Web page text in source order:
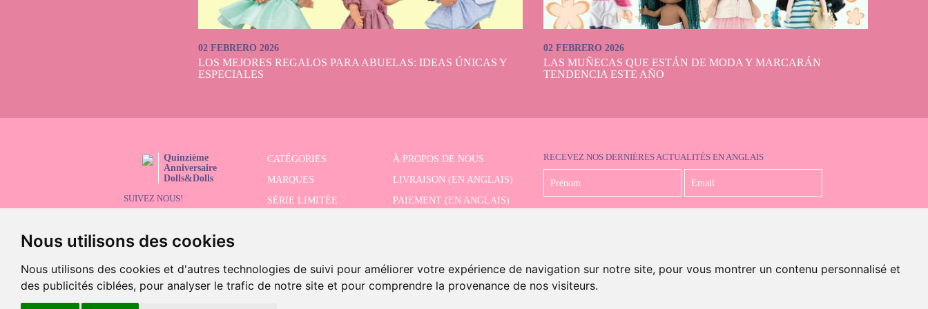
Nous utilisons des cookies
Nous utilisons des cookies et d'autres technologies de suivi pour améliorer votre expérience de navigation sur notre site, pour vous montrer un contenu personnalisé et
des publicités ciblées, pour analyser le trafic de notre site et pour comprendre la provenance de nos visiteurs.
02 FEBRERO 2026
LOS MEJORES REGALOS PARA ABUELAS: IDEAS ÚNICAS Y
ESPECIALES
02 FEBRERO 2026
LAS MUÑECAS QUE ESTÁN DE MODA Y MARCARÁN
TENDENCIA ESTE AÑO
Quinzième
Anniversaire
Dolls&Dolls
SUIVEZ NOUS!
CATÉGORIES
À PROPOS DE NOUS
MARQUES
LIVRAISON (EN ANGLAIS)
SÉRIE LIMITÉE
PAIEMENT (EN ANGLAIS)
RECEVEZ NOS DERNIÈRES ACTUALITÉS EN ANGLAIS
©2026 Dolls And Dolls. Tous les droits sont réservés.